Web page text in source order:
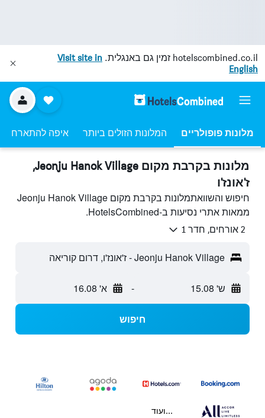
hotelscombined.co.il זמין גם באנגלית. Visit site in
English
מלונות פופולריים המלונות הזולים ביותר איפה להתארח
מלונות בקרבת מקום Jeonju Hanok Village,
ז'אונז'ו
חיפוש והשוואתמלונות בקרבת מקום Jeonju Hanok Village
ממאות אתרי נסיעות ב-HotelsCombined.
2 אורחים, חדר 1
Jeonju Hanok Village - ז'אונז'ו, דרום קוריאה
ש' 15.08 - א' 16.08
חיפוש
...ועוד